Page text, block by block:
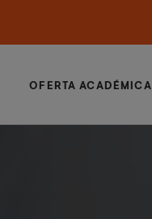
OFERTA ACADÉMICA